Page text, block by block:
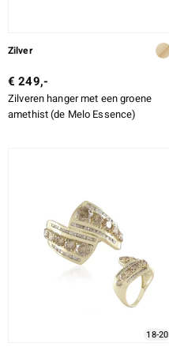
Zilver
€ 249,-
Zilveren hanger met een groene
amethist (de Melo Essence)
18-20